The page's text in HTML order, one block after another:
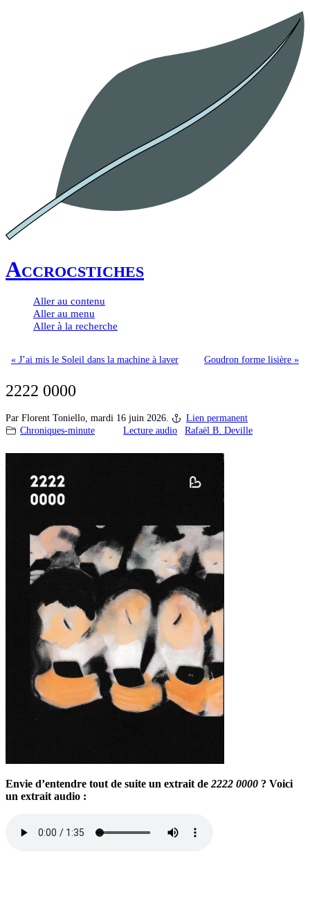
Accrocstiches
Aller au contenu
Aller au menu
Aller à la recherche
« J’ai mis le Soleil dans la machine à laver Goudron forme lisière »
2222 0000
Par Florent Toniello, mardi 16 juin 2026.
Lien permanent
Chroniques-minute
Lecture audio Rafaël B. Deville
Envie d’entendre tout de suite un extrait de 2222 0000 ? Voici
un extrait audio :